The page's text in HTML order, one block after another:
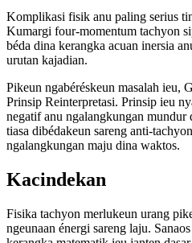
Komplikasi fisik anu paling serius
Kumargi four-momentum tachyon
béda dina kerangka acuan inersia
urutan kajadian.
Pikeun ngabéréskeun masalah ieu,
Prinsip Reinterpretasi. Prinsip ieu
negatif anu ngalangkungan mundur
tiasa dibédakeun sareng anti-
ngalangkungan maju dina waktos.
Kacindekan
Fisika tachyon merlukeun urang
ngeunaan énergi sareng laju.